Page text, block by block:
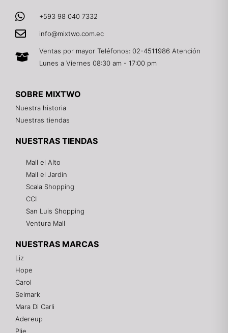
+593 98 040 7332
info@mixtwo.com.ec
Ventas por mayor Teléfonos: 02-4511986 Atención
Lunes a Viernes 08:30 am - 17:00 pm
SOBRE MIXTWO
Nuestra historia
Nuestras tiendas
NUESTRAS TIENDAS
Mall el Alto
Mall el Jardin
Scala Shopping
CCI
San Luis Shopping
Ventura Mall
NUESTRAS MARCAS
Liz
Hope
Carol
Selmark
Mara Di Carli
Adereup
Plie
¡Hola! 👋